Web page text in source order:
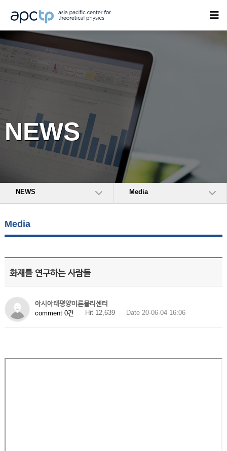
NEWS
NEWS Media
Media
화재를 연구하는 사람들
아시아태평양이론물리센터
comment 0건
Hit 12,639 Date 20-06-04 16:06